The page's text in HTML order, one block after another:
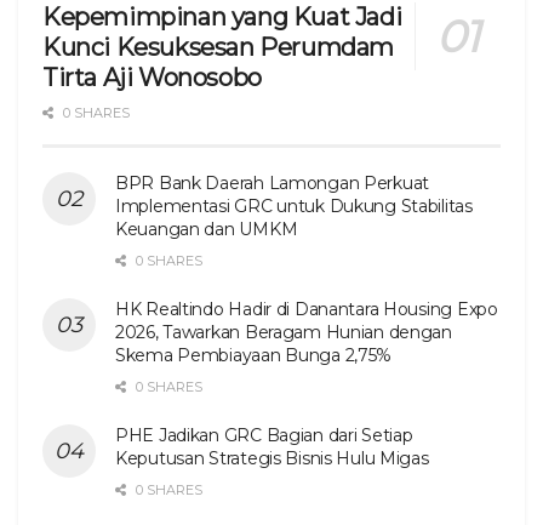
Kepemimpinan yang Kuat Jadi
Kunci Kesuksesan Perumdam
Tirta Aji Wonosobo
0 SHARES
BPR Bank Daerah Lamongan Perkuat
Implementasi GRC untuk Dukung Stabilitas
Keuangan dan UMKM
0 SHARES
HK Realtindo Hadir di Danantara Housing Expo
2026, Tawarkan Beragam Hunian dengan
Skema Pembiayaan Bunga 2,75%
0 SHARES
PHE Jadikan GRC Bagian dari Setiap
Keputusan Strategis Bisnis Hulu Migas
0 SHARES